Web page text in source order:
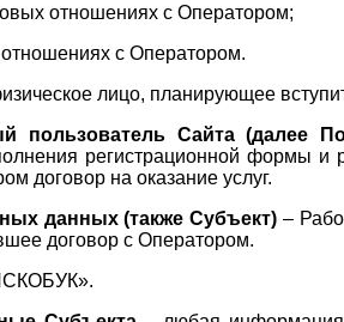
отношениях с Оператором;
с Оператором.
лицо, планирующее
пользователь Сайта (далее
регистрационной формы и
договор на оказание услуг.
данных (также Субъект) –
договор с Оператором.
».